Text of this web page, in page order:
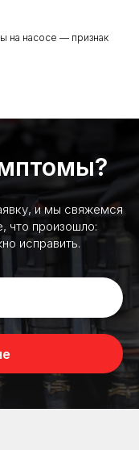
на насосе — признак
и мы свяжемся
что произошло:
исправить.